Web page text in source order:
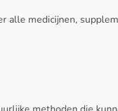
medicijnen,